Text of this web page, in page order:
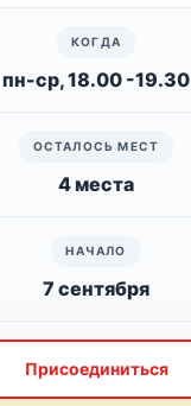
пн-ср, 18.00 -19.30
4 места
7 сентября
Присоединиться